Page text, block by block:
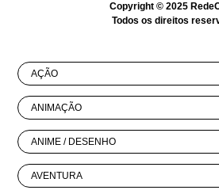
Copyright © 2025
Todos os direitos
AÇÃO
ANIMAÇÃO
ANIME / DESENHO
AVENTURA